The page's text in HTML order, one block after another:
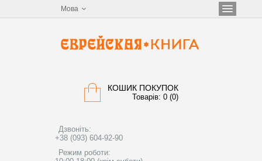
Мова
КОШИК ПОКУПОК
Товарів: 0 (0)
Дзвоніть:
+38 (093) 604-92-90
Режим роботи: